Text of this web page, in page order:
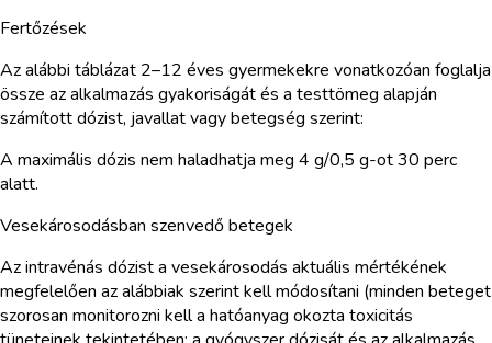
Fertőzések
Az alábbi táblázat 2–12 éves gyermekekre vonatkozóan foglalja
össze az alkalmazás gyakoriságát és a testtömeg alapján
számított dózist, javallat vagy betegség szerint:
A maximális dózis nem haladhatja meg 4 g/0,5 g-ot 30 perc
alatt.
Vesekárosodásban szenvedő betegek
Az intravénás dózist a vesekárosodás aktuális mértékének
megfelelően az alábbiak szerint kell módosítani (minden beteget
szorosan monitorozni kell a hatóanyag okozta toxicitás